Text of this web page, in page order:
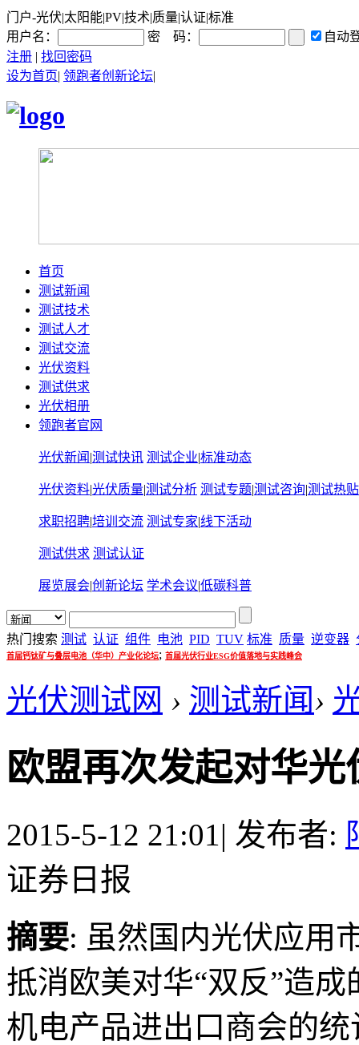
门户-光伏|太阳能|PV|技术|质量|认证|标准
用户名：
密 码：
自动
注册 | 找回密码
设为首页| 领跑者创新论坛|
首页
测试新闻
测试技术
测试人才
测试交流
光伏资料
测试供求
光伏相册
领跑者官网
光伏新闻 |测试快讯 测试企业|标准动态
光伏资料|光伏质量|测试分析 测试专题|测试咨询|测试热贴
求职招聘|培训交流 测试专家|线下活动
测试供求 测试认证
展览展会|创新论坛 学术会议|低碳科普
热门搜索 测试 认证 组件 电池 PID TUV 标准 质量 逆变器
首届钙钛矿与叠层电池（华中）产业化论坛; 首届光伏行业ESG价值落地与实践峰会
光伏测试网 › 测试新闻›
欧盟再次发起对华
2015-5-12 21:01| 发布者:
证券日报
摘要: 虽然国内光伏应用
抵消欧美对华“双反”造
机电产品进出口商会的